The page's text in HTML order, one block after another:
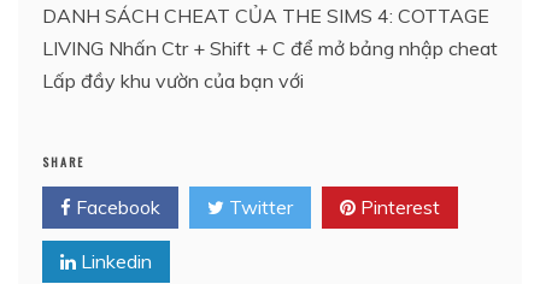
DANH SÁCH CHEAT CỦA THE SIMS 4: COTTAGE
LIVING Nhấn Ctr + Shift + C để mở bảng nhập cheat
Lấp đầy khu vườn của bạn với
SHARE
Facebook Twitter Pinterest
Linkedin